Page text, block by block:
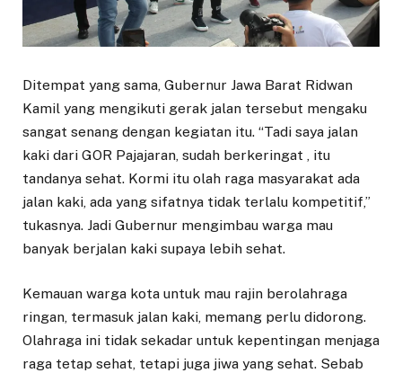
Ditempat yang sama, Gubernur Jawa Barat Ridwan
Kamil yang mengikuti gerak jalan tersebut mengaku
sangat senang dengan kegiatan itu. “Tadi saya jalan
kaki dari GOR Pajajaran, sudah berkeringat , itu
tandanya sehat. Kormi itu olah raga masyarakat ada
jalan kaki, ada yang sifatnya tidak terlalu kompetitif,”
tukasnya. Jadi Gubernur mengimbau warga mau
banyak berjalan kaki supaya lebih sehat.
Kemauan warga kota untuk mau rajin berolahraga
ringan, termasuk jalan kaki, memang perlu didorong.
Olahraga ini tidak sekadar untuk kepentingan menjaga
raga tetap sehat, tetapi juga jiwa yang sehat. Sebab